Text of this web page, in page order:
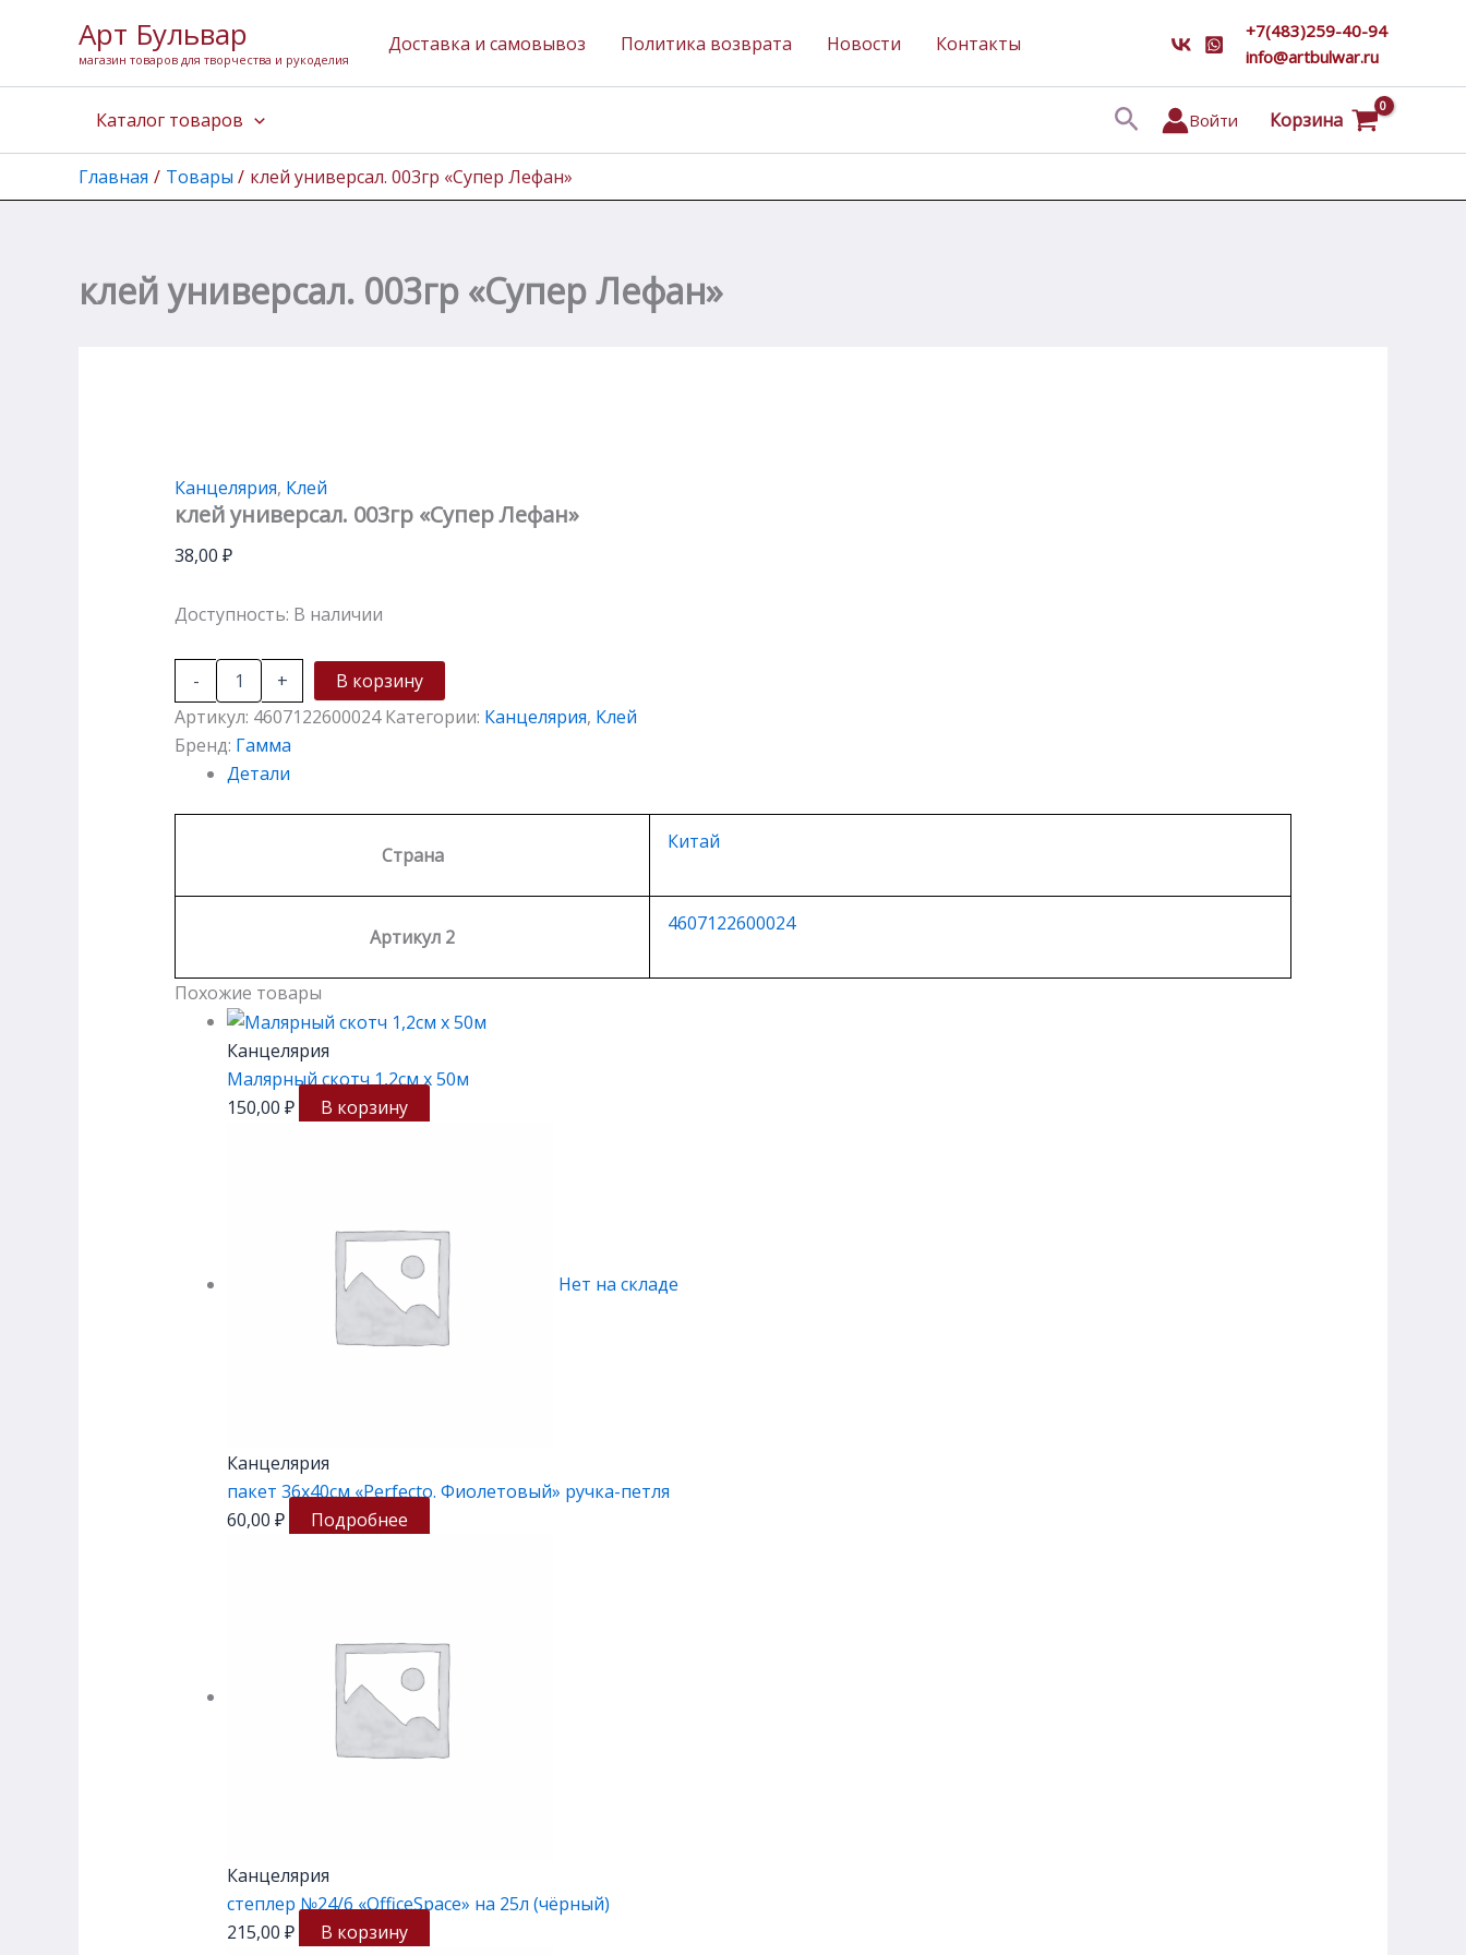
содержимому
Арт Бульвар
магазин товаров для творчества и рукоделия
Доставка и самовывоз Политика возврата Новости Контакты
+7(483)259-40-94
info@artbulwar.ru
Каталог товаров ПоискВойти Корзина
Главная Товары клей универсал. 003гр «Супер Лефан»
клей универсал. 003гр «Супер Лефан»
Канцелярия, Клей
клей универсал. 003гр «Супер Лефан»
38,00 ₽
Доступность: В наличии
-
товара
клей
универсал.
"Супер
+
В корзину
Артикул: 4607122600024 Категории: Канцелярия, Клей
Бренд: Гамма
Детали
Страна
Китай
Артикул 2
4607122600024
Похожие товары
Канцелярия
Малярный скотч 1,2см х 50м
150,00 ₽ В корзину
Нет на складе
Канцелярия
пакет 36х40см «Perfecto. Фиолетовый» ручка-петля
60,00 ₽ Подробнее
Канцелярия
степлер №24/6 «OfficeSpace» на 25л (чёрный)
215,00 ₽ В корзину